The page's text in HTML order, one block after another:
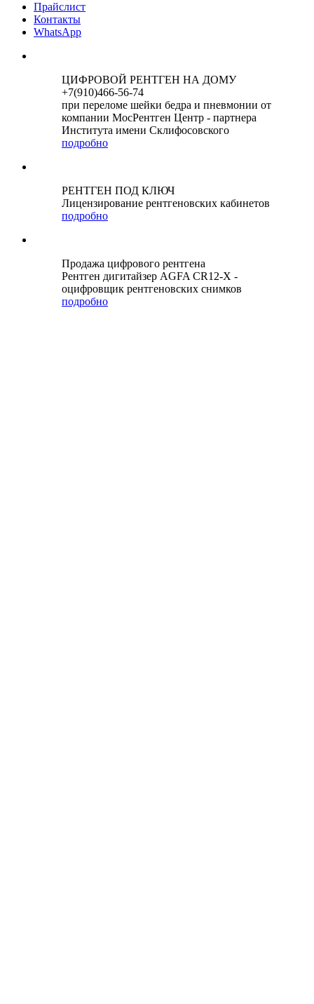
Прайслист
Контакты
WhatsApp
ЦИФРОВОЙ РЕНТГЕН НА ДОМУ
+7(910)466-56-74
при переломе шейки бедра и пневмонии от
компании МосРентген Центр - партнера
Института имени Склифосовского
подробно
РЕНТГЕН ПОД КЛЮЧ
Лицензирование рентгеновских кабинетов
подробно
Продажа цифрового рентгена
Рентген дигитайзер AGFA CR12-X -
оцифровщик рентгеновских снимков
подробно